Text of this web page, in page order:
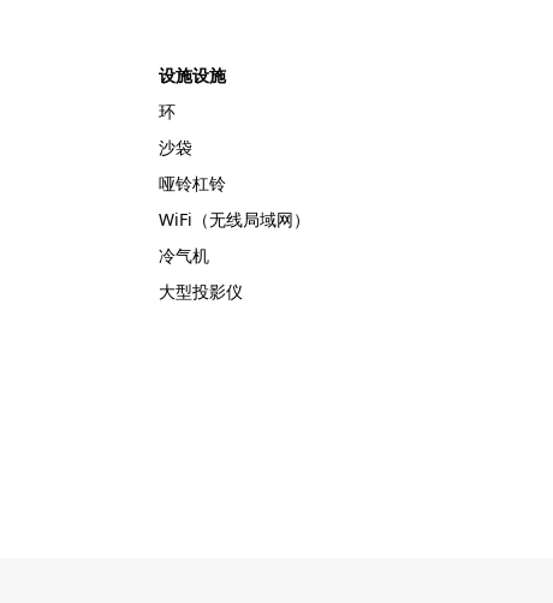
设施设施
环
沙袋
哑铃杠铃
WiFi（无线局域网）
冷气机
大型投影仪